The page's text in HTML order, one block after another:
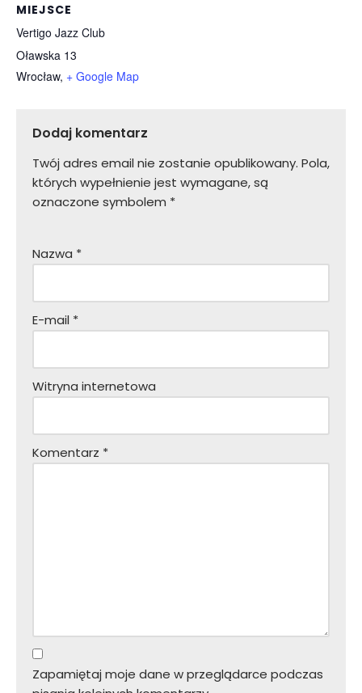
MIEJSCE
Vertigo Jazz Club
Oławska 13
Wrocław, + Google Map
Dodaj komentarz
Twój adres email nie zostanie opublikowany. Pola,
których wypełnienie jest wymagane, są
oznaczone symbolem *
Nazwa *
E-mail *
Witryna internetowa
Komentarz *
Zapamiętaj moje dane w przeglądarce podczas